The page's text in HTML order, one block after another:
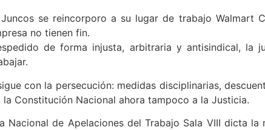
se reincorporo a su lugar de trabajo Walmart
no tienen fin.
de forma injusta, arbitraria y antisindical,
con la persecución: medidas disciplinarias,
Constitución Nacional ahora tampoco a la Justicia.
Nacional de Apelaciones del Trabajo Sala VIII dicta